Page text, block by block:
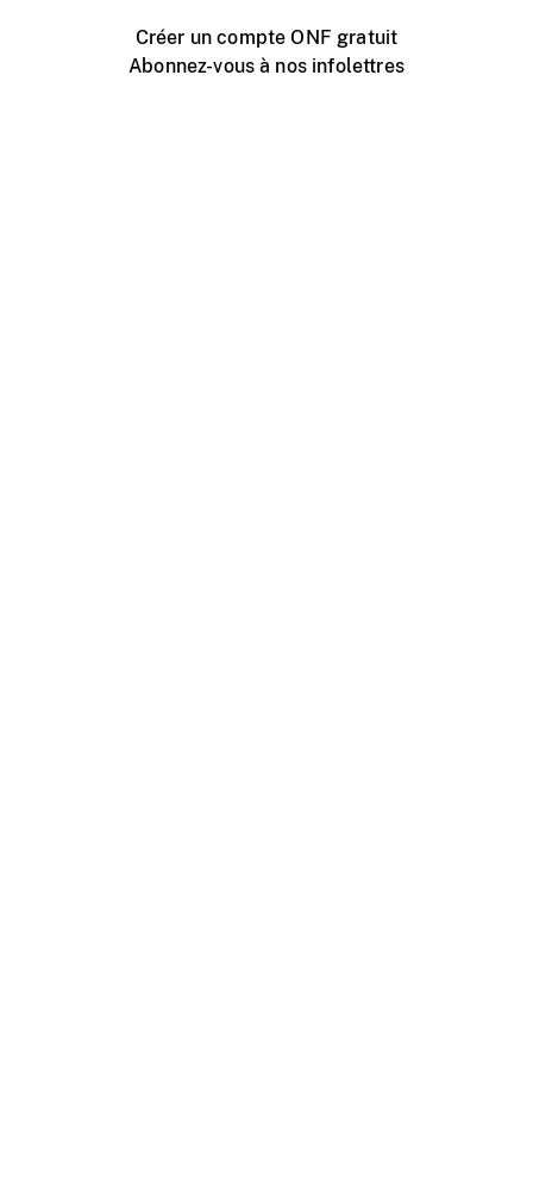
Créer un compte ONF gratuit
Abonnez-vous à nos infolettres